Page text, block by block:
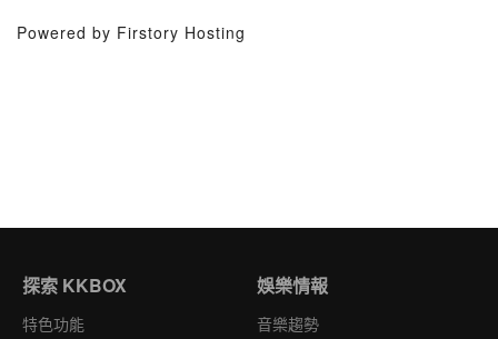
Powered by Firstory Hosting
探索 KKBOX
特色功能
娛樂情報
音樂趨勢